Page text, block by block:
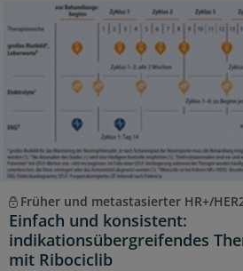
Früher und metastasierter HR+/
Einfach und konsistent:
indikationsübergreifendes
mit Ribociclib